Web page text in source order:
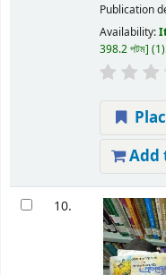
Publication
Availability:
398.2 পটম
Add
10.